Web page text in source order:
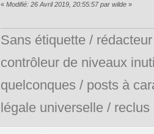
« Modifié: 26 Avril 2019, 20:55:57 par wilde»
Sans étiquette /
contrôleur de niveaux
quelconques / posts à
légale universelle / reclus